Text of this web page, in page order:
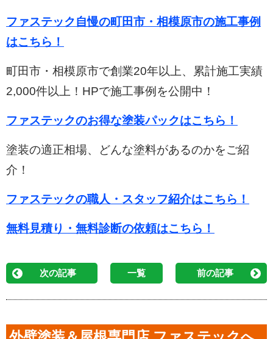
ファステック自慢の町田市・相模原市の施工事例
はこちら！
町田市・相模原市で創業20年以上、累計施工実績
2,000件以上！HPで施工事例を公開中！
ファステックのお得な塗装パックはこちら！
塗装の適正相場、どんな塗料があるのかをご紹
介！
ファステックの職人・スタッフ紹介はこちら！
無料見積り・無料診断の依頼はこちら！
次の記事 一覧 前の記事